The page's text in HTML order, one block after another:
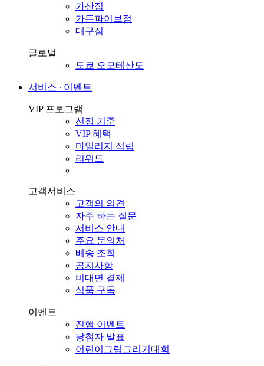
가산점
가든파이브점
대구점
글로벌
도쿄 오모테산도
서비스 ∙ 이벤트
VIP 프로그램
선정 기준
VIP 혜택
마일리지 적립
리워드
고객서비스
고객의 의견
자주 하는 질문
서비스 안내
주요 문의처
배송 조회
공지사항
비대면 결제
식품 구독
이벤트
진행 이벤트
당첨자 발표
어린이그림그리기대회